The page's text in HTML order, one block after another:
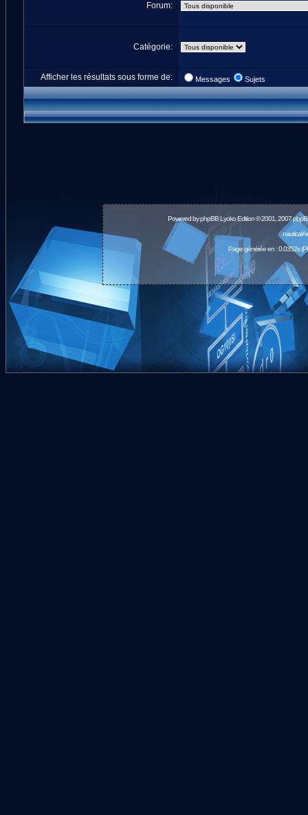
Forum:
Catégorie:
Afficher les résultats sous forme de: Messages Sujets
Powered byphpBBLyoko Edition © 2001, 2007
Page générée en : 0.0352s